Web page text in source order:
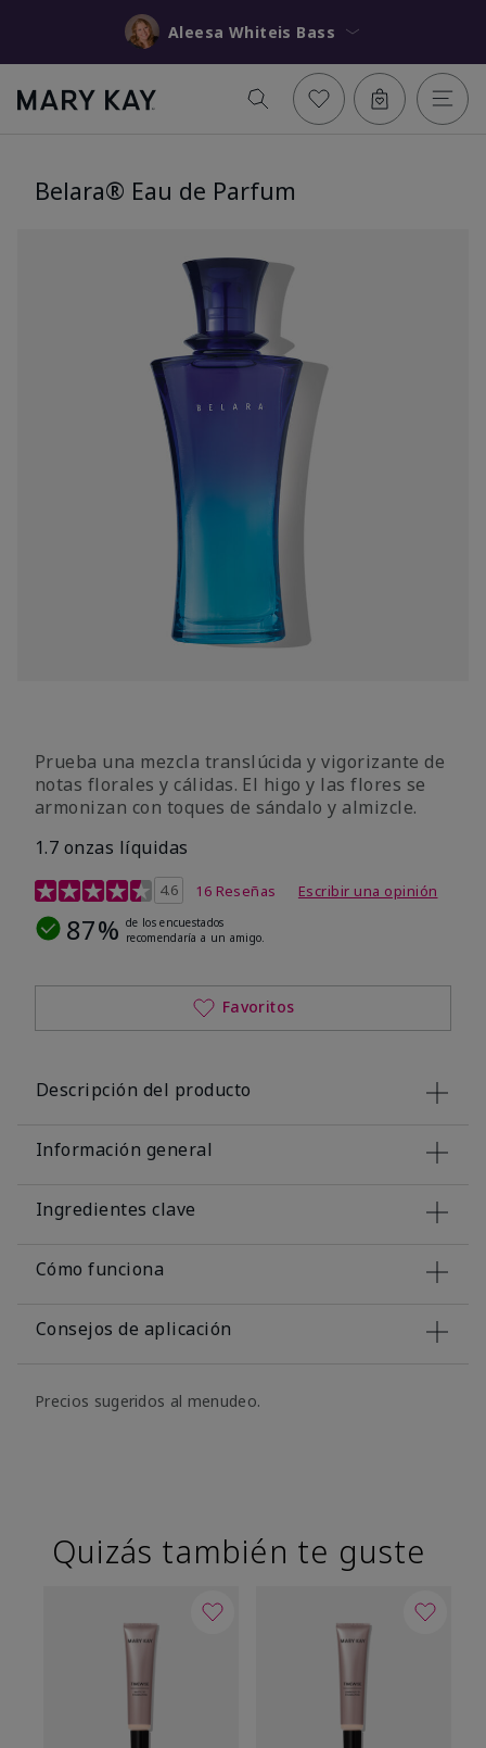
Aleesa Whiteis Bass
Belara® Eau de Parfum
Prueba una mezcla translúcida y vigorizante de
notas florales y cálidas. El higo y las flores se
armonizan con toques de sándalo y almizcle.
1.7 onzas líquidas
Calificación de clientes de 4,5 de 5
4.6 16 Reseñas Escribir una opinión
87% de los encuestados
recomendaría a un amigo.
Favoritos
Descripción del producto
Información general
Ingredientes clave
Cómo funciona
Consejos de aplicación
Precios sugeridos al menudeo.
Quizás también te guste